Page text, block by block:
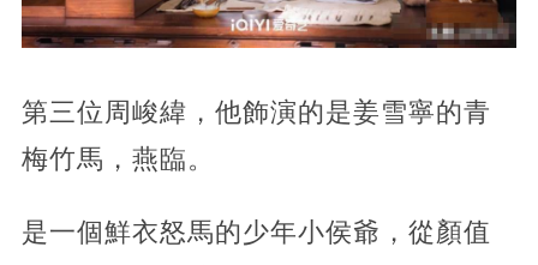
第三位周峻緯，他飾演的是姜雪寧的青
梅竹馬，燕臨。
是一個鮮衣怒馬的少年小侯爺，從顏值